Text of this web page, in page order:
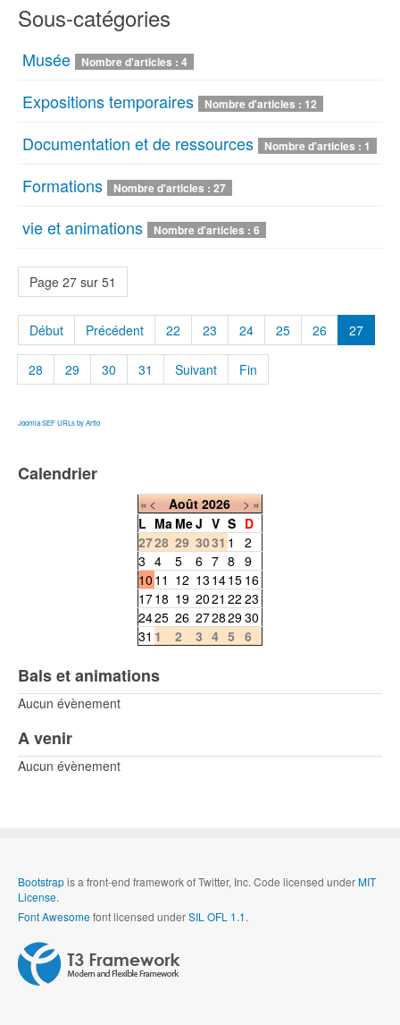
Sous-catégories
Musée Nombre d'articles : 4
Expositions temporaires Nombre d'articles : 12
Documentation et de ressources Nombre d'articles : 1
Formations Nombre d'articles : 27
vie et animations Nombre d'articles : 6
Page 27 sur 51
Début Précédent 22 23 24 25 26 27
28 29 30 31 Suivant Fin
Joomla SEF URLs by Artio
Calendrier
«< Août 2026 >»
L Ma MeJ V S D
2728 29 3031 1
2
3 4 5 6 7 8 9
10 11 12 13 1415 16
1718 19 2021 22 23
2425 26 27282930
31 1 2 3 4 5 6
Bals et animations
Aucun évènement
A venir
Aucun évènement
Bootstrapis a front-end framework of Twitter, Inc. Code licensed underMIT
License.
Font Awesomefont licensed underSIL OFL 1.1.